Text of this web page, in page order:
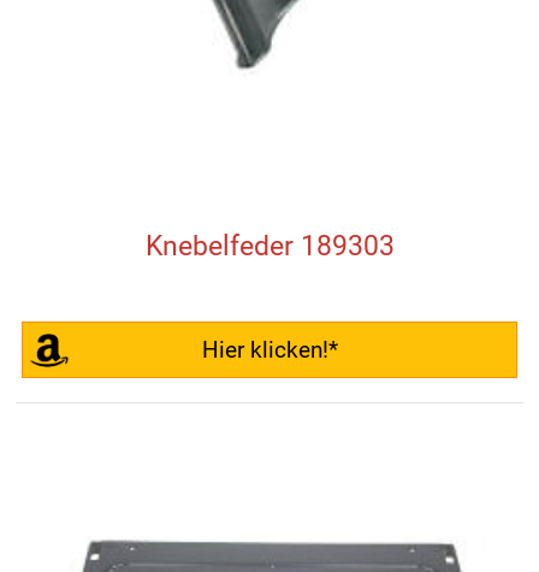
Knebelfeder 189303
Hier klicken!*